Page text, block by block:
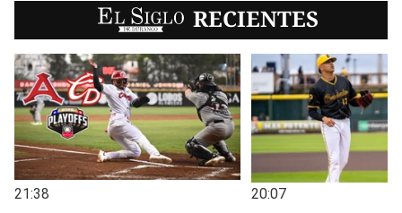
EL SIGLO RECIENTES